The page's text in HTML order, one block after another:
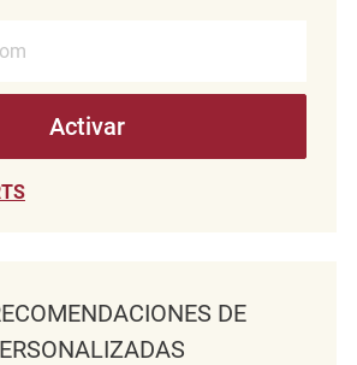
Activar
DE